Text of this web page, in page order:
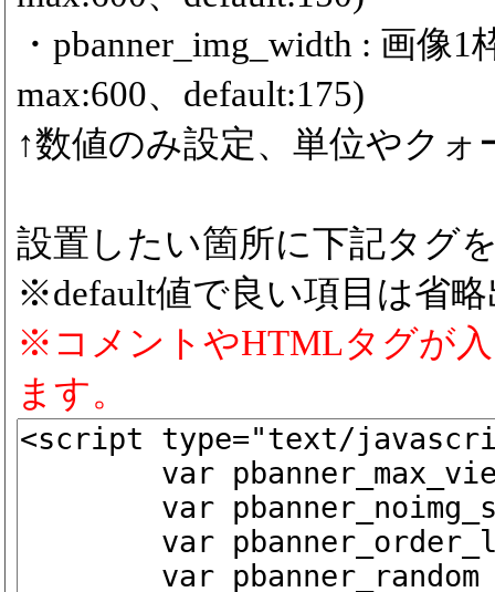
・pbanner_img_width : 画像
max:600、default:175)
↑数値のみ設定、単位やク
設置したい箇所に下記タグ
※default値で良い項目は省
※コメントやHTMLタグが
ます。